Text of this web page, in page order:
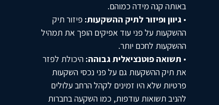
באותה קנה מידה כמוהם.
•גיוון ופיזור לתיק ההשקעות:פיזור תיק
ההשקעות על פני עוד אפיקים הופך את תמהיל
ההשקעות לחכם יותר.
• תשואה פוטנציאלית גבוהה:היכולת לפזר
את תיק ההשקעות גם על פני נכסי השקעות
פרטיות שלא היו זמינים לקהל הרחב עלולים
להניב תשואות עודפות, כמו השקעה בחברות